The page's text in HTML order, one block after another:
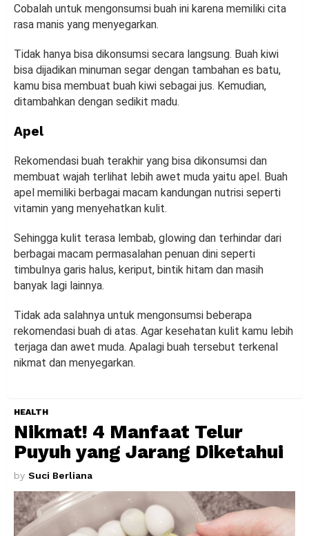
Cobalah untuk mengonsumsi buah ini karena memiliki cita
rasa manis yang menyegarkan.
Tidak hanya bisa dikonsumsi secara langsung. Buah kiwi
bisa dijadikan minuman segar dengan tambahan es batu,
kamu bisa membuat buah kiwi sebagai jus. Kemudian,
ditambahkan dengan sedikit madu.
Apel
Rekomendasi buah terakhir yang bisa dikonsumsi dan
membuat wajah terlihat lebih awet muda yaitu apel. Buah
apel memiliki berbagai macam kandungan nutrisi seperti
vitamin yang menyehatkan kulit.
Sehingga kulit terasa lembab, glowing dan terhindar dari
berbagai macam permasalahan penuan dini seperti
timbulnya garis halus, keriput, bintik hitam dan masih
banyak lagi lainnya.
Tidak ada salahnya untuk mengonsumsi beberapa
rekomendasi buah di atas. Agar kesehatan kulit kamu lebih
terjaga dan awet muda. Apalagi buah tersebut terkenal
nikmat dan menyegarkan.
HEALTH
Nikmat! 4 Manfaat Telur
Puyuh yang Jarang Diketahui
by Suci Berliana